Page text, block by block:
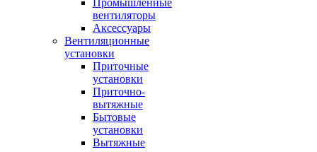
Промышленные
вентиляторы
Аксессуары
Вентиляционные
установки
Приточные
установки
Приточно-
вытяжные
Бытовые
установки
Вытяжные